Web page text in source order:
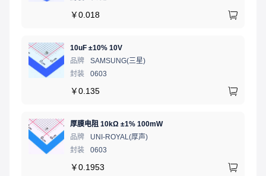
￥0.018
10uF ±10% 10V
品牌
SAMSUNG(三星)
封装
0603
￥0.135
厚膜电阻 10kΩ ±1% 100mW
品牌
UNI-ROYAL(厚声)
封装
0603
￥0.1953